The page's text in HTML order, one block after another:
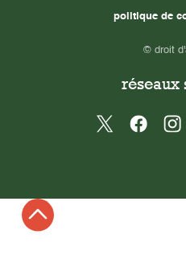
politique de
© droit
réseaux